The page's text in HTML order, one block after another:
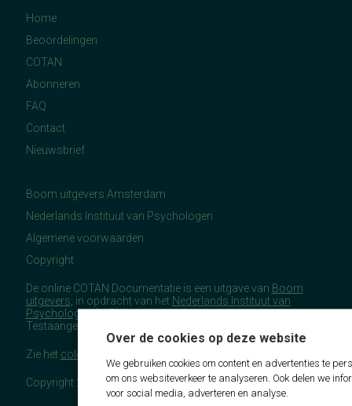
Over de cookies op deze website
We gebruiken cookies om content en advertenties te
om ons websiteverkeer te analyseren. Ook delen we
voor social media, adverteren en analyse.
Home
Beoordelingen
COTAN
Abonneren
FAQ
Contact
Nieuwsbrief
Boom uitgevers Amsterdam
Nederlands Instituut van Psychologen
Algemene voorwaarden
Copyright
De online COTAN Documentatie is een uitgave van Boom
uitgevers , in opdracht van het Nederlands Instituut van
Psychologen(NIP), namens de Commissie
Testaangelegenheden Nederland (COTAN).
Zie het colofon
Copyright 2026 - COTAN Documentatie